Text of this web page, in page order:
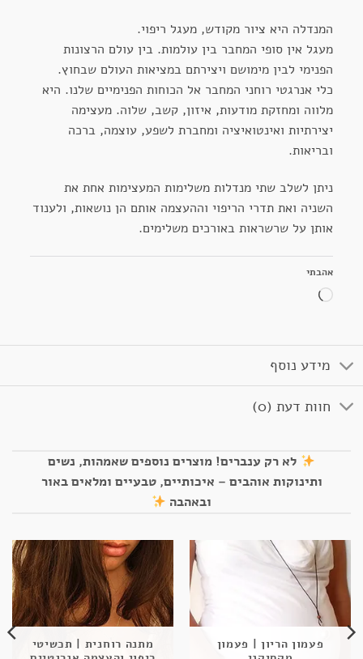
המנדלה היא ציור מקודש, מעגל ריפוי.
מעגל אין סופי המחבר בין עולמות. בין עולם הרצונות
הפנימי לבין מימושם ויצירתם במציאות העולם שבחוץ.
כלי אנרגטי רוחני המחבר אל הכוחות הפנימיים שלנו. היא
מלווה ומחזקת מודעות, איזון, קשב, שלוה. מעצימה
יצירתיות ואינטואיציה ומחברת לשפע, עוצמה, ברכה
ובריאות.
ניתן לשלב שתי מנדלות משלימות המעצימות אחת את
השניה ואת תדרי הריפוי וההעצמה אותם הן נושאות, ולענוד
אותן על שרשראות באורכים משלימים.
אהבתי
טוען...
מידע נוסף
חוות דעת (0)
לא רק ענברים! מוצרים נוספים שאמהות, נשים
ותינוקות אוהבים – איכותיים, טבעיים ומלאים באור
ובאהבה
פעמון הריון | פעמון
מתנה רוחנית | תכשיטי